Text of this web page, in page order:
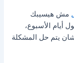
مش هيسيبك
متاح 24 ساعة طول أيام الأسبوع،
يتم حل المشكلة